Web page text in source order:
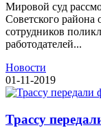
Мировой суд
Советского района
сотрудников
работодателей...
Новости
01-11-2019
Трассу